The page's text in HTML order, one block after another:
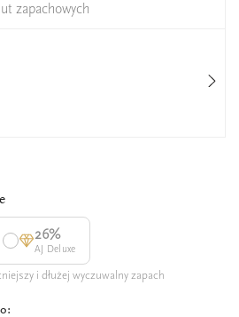
zapachowych
26%
AJ Deluxe
i dłużej wyczuwalny zapach